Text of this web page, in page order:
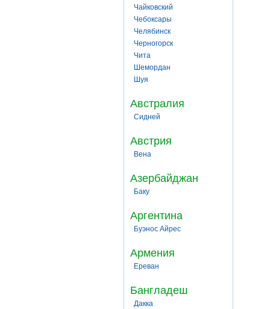
Чайковский
Чебоксары
Челябинск
Черногорск
Чита
Шемордан
Шуя
Австралия
Сидней
Австрия
Вена
Азербайджан
Баку
Аргентина
Буэнос Айрес
Армения
Ереван
Бангладеш
Дакка